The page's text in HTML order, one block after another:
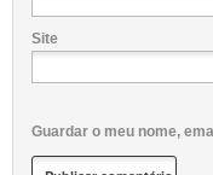
Site
Guardar o meu nome,